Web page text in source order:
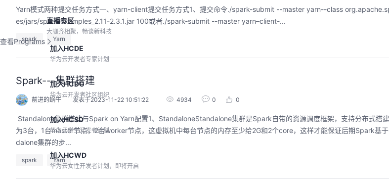
直播专区
大咖齐相聚，畅谈新科技
查看Programs
加入HCDE
华为云开发者专家计划
加入HCDG
华为云开发者社区组织
加入HCSD
华为云学生开发者计划
加入HCWD
华为云女性开发者计划，即将开启
Yarn模式两种提交任务方式一、yarn-client提交任务方式1、提交命令./spark-submit --master yarn--class
es/jars/spark-examples_2.11-2.3.1.jar 100或者./spark-submit --master yarn–client-...
spark Yarn
Spark---集群搭建
前进的蜗牛 发表于2023-11-22 10:51:22 4934 0 0
Standalone集群搭建与Spark on Yarn配置1、StandaloneStandalone集群是Spark自带的资源调度框架，支持分布式搭
为3台，1台master节点，2台worker节点，这虚拟机中每台节点的内存至少给2G和2个core，这样才能保证后期Spark基
dalone集群的步...
spark Yarn